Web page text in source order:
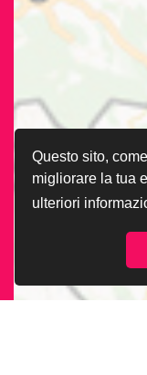
Questo sito,
migliorare la tua
ulteriori